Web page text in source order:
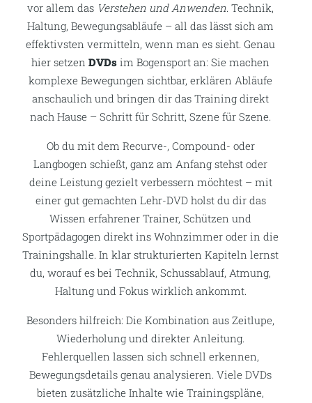
vor allem das Verstehen und Anwenden. Technik,
Haltung, Bewegungsabläufe – all das lässt sich am
effektivsten vermitteln, wenn man es sieht. Genau
hier setzen DVDs im Bogensport an: Sie machen
komplexe Bewegungen sichtbar, erklären Abläufe
anschaulich und bringen dir das Training direkt
nach Hause – Schritt für Schritt, Szene für Szene.
Ob du mit dem Recurve-, Compound- oder
Langbogen schießt, ganz am Anfang stehst oder
deine Leistung gezielt verbessern möchtest – mit
einer gut gemachten Lehr-DVD holst du dir das
Wissen erfahrener Trainer, Schützen und
Sportpädagogen direkt ins Wohnzimmer oder in die
Trainingshalle. In klar strukturierten Kapiteln lernst
du, worauf es bei Technik, Schussablauf, Atmung,
Haltung und Fokus wirklich ankommt.
Besonders hilfreich: Die Kombination aus Zeitlupe,
Wiederholung und direkter Anleitung.
Fehlerquellen lassen sich schnell erkennen,
Bewegungsdetails genau analysieren. Viele DVDs
bieten zusätzliche Inhalte wie Trainingspläne,